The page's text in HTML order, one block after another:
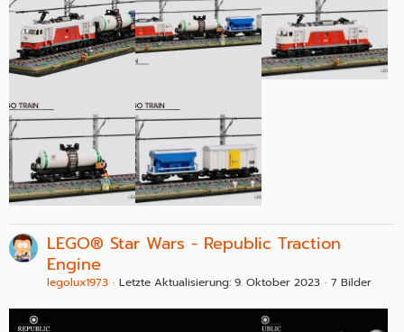
LEGO® Star Wars - Republic Traction
Engine
legolux1973 Letzte Aktualisierung: 9. Oktober 2023 7 Bilder